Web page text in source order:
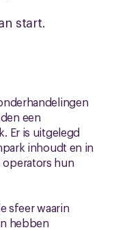
start.
een
Er is uitgelegd
inhoudt en in
operators hun
sfeer waarin
hebben